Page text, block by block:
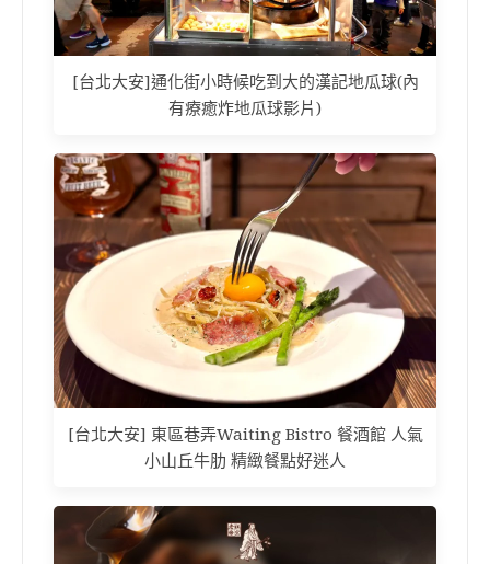
[台北大安]通化街小時候吃到大的漢記地瓜球(內
有療癒炸地瓜球影片)
[台北大安] 東區巷弄Waiting Bistro 餐酒館 人氣
小山丘牛肋 精緻餐點好迷人